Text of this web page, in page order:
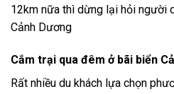
12km nữa thì dừng lại hỏi người
Cảnh Dương
Cắm trại qua đêm ở bãi biển
Rất nhiều du khách lựa chọn